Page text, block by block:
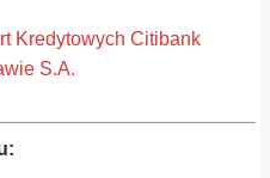
Kredytowych Citibank
S.A.